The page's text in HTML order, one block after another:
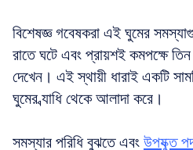
বিশেষজ্ঞ গবেষকরা এই ঘুমের
রাতে ঘটে এবং প্রায়শই কমপক্ষে
দেখেন। এই স্থায়ী ধারাই একটি
ঘুমের ব্যাধি থেকে আলাদা করে।
সমস্যার পরিধি বুঝতে এবং উপযুক্ত